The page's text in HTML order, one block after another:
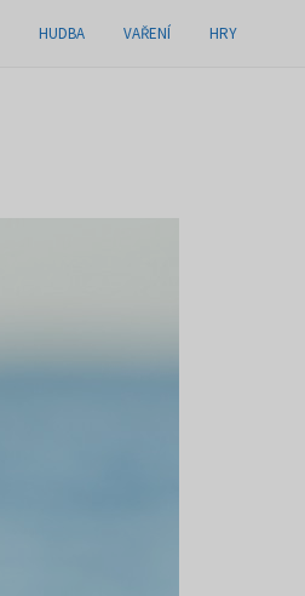
HUDBA VAŘENÍ HRY